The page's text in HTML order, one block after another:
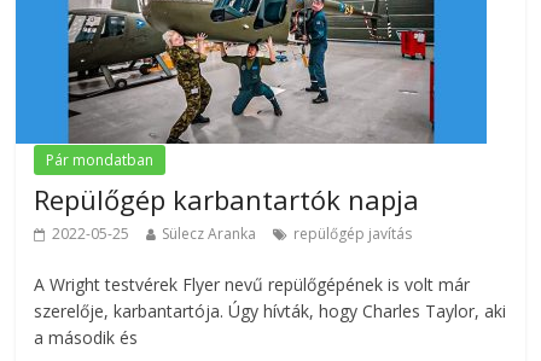
Pár mondatban
Repülőgép karbantartók napja
2022-05-25 Sülecz Aranka repülőgép javítás
A Wright testvérek Flyer nevű repülőgépének is volt már
szerelője, karbantartója. Úgy hívták, hogy Charles Taylor, aki
a második és